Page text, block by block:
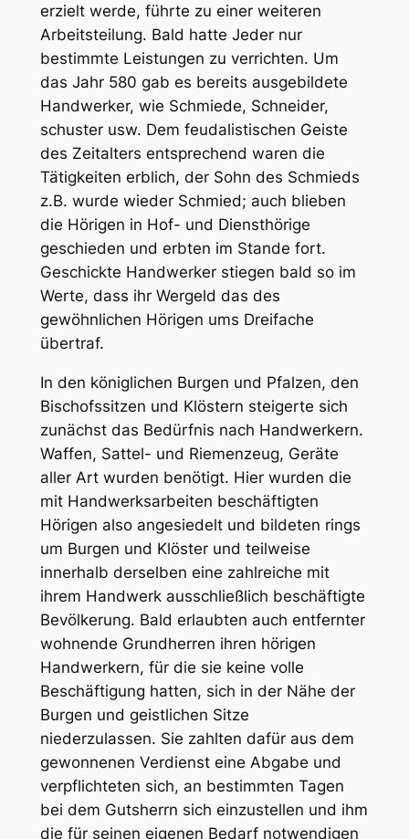
erzielt werde, führte zu einer weiteren
Arbeitsteilung. Bald hatte Jeder nur
bestimmte Leistungen zu verrichten. Um
das Jahr 580 gab es bereits ausgebildete
Handwerker, wie Schmiede, Schneider,
schuster usw. Dem feudalistischen Geiste
des Zeitalters entsprechend waren die
Tätigkeiten erblich, der Sohn des Schmieds
z.B. wurde wieder Schmied; auch blieben
die Hörigen in Hof- und Diensthörige
geschieden und erbten im Stande fort.
Geschickte Handwerker stiegen bald so im
Werte, dass ihr Wergeld das des
gewöhnlichen Hörigen ums Dreifache
übertraf.
In den königlichen Burgen und Pfalzen, den
Bischofssitzen und Klöstern steigerte sich
zunächst das Bedürfnis nach Handwerkern.
Waffen, Sattel- und Riemenzeug, Geräte
aller Art wurden benötigt. Hier wurden die
mit Handwerksarbeiten beschäftigten
Hörigen also angesiedelt und bildeten rings
um Burgen und Klöster und teilweise
innerhalb derselben eine zahlreiche mit
ihrem Handwerk ausschließlich beschäftigte
Bevölkerung. Bald erlaubten auch entfernter
wohnende Grundherren ihren hörigen
Handwerkern, für die sie keine volle
Beschäftigung hatten, sich in der Nähe der
Burgen und geistlichen Sitze
niederzulassen. Sie zahlten dafür aus dem
gewonnenen Verdienst eine Abgabe und
verpflichteten sich, an bestimmten Tagen
bei dem Gutsherrn sich einzustellen und ihm
die für seinen eigenen Bedarf notwendigen